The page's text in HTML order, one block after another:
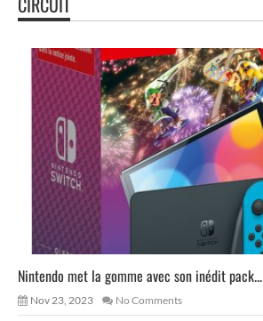
Nintendo met la gomme avec son inédit pack...
Nov 23, 2023 No Comments